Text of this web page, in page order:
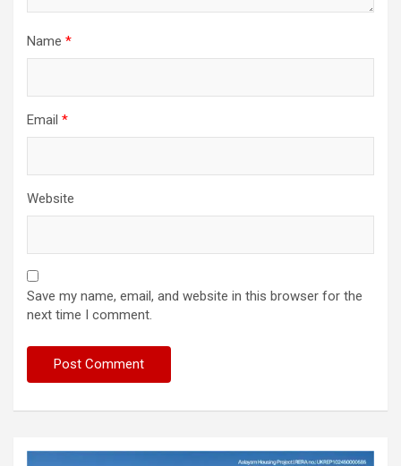
Name *
Email *
Website
Save my name, email, and website in this browser for the
next time I comment.